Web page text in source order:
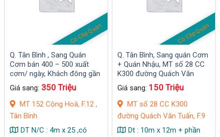
Có Clip Quán
Q. Tân Bình , Sang Quán
Cơm bán 400 – 500 xuất
cơm/ ngày, Khách đông gần
Toà Nhà Fe, N/Hàng
Vietcombank, VP Cty
Giá sang: 350 Triệu
MT 152 Cộng Hoà, F.12 ,
Tân Bình
DT N/C : 4m x 25 ,có
Có Clip Quán
Q. Tân Bình, Sang quán Cơm
+ Quán Nhậu, MT số 28 CC
K300 đường Quách Văn
Tuấn, F.9 , DT : 190 m2
Giá sang: 150 Triệu
MT số 28 CC K300
đường Quách Văn Tuấn, F.9
Dt : 10m x 12m + phần